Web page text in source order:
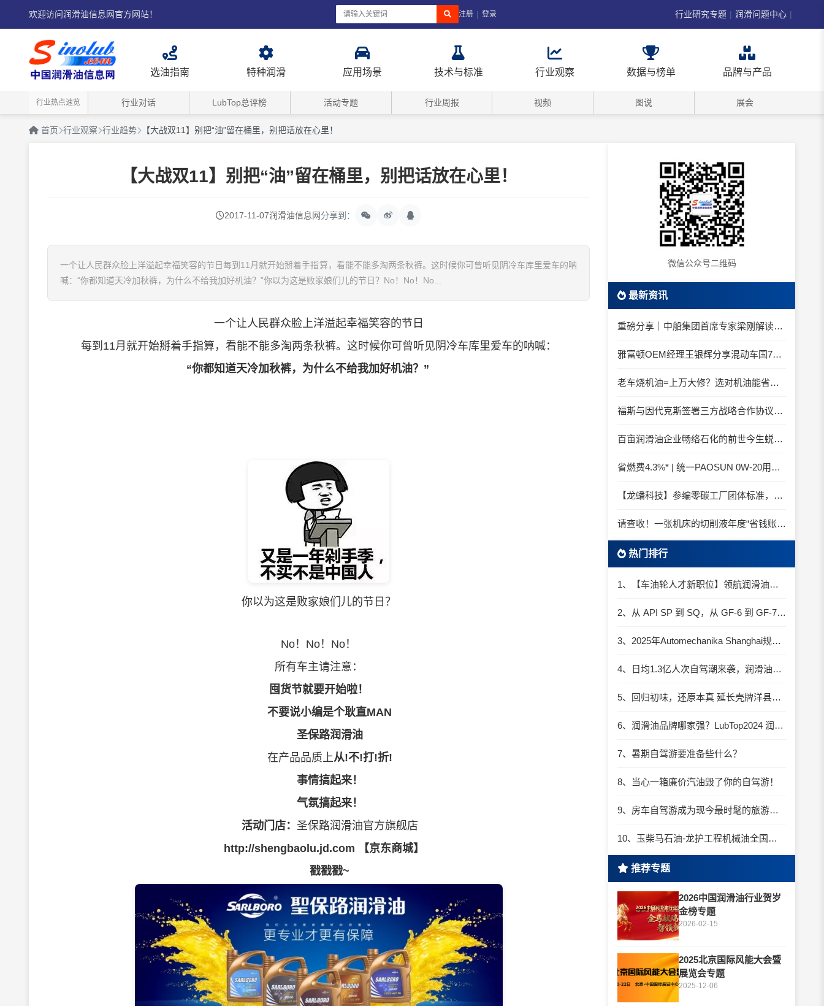
欢迎访问润滑油信息网官方网站！ 注册 | 登录 行业研究专题 | 润滑问题中心 |
选油指南 特种润滑 应用场景 技术与标准 行业观察 数据与榜单 品牌与产品
行业热点速览 行业对话 LubTop总评榜 活动专题 行业周报 视频 图说 展会
首页 行业观察 行业趋势 【大战双11】别把“油”留在桶里，别把话放在心里！
【大战双11】别把“油”留在桶里，别把话放在心里！
2017-11-07润滑油信息网分享到：
一个让人民群众脸上洋溢起幸福笑容的节日每到11月就开始掰着手指算，看能不能多淘两条秋裤。这时候你可曾听见阴冷车库里爱车的呐
喊：“你都知道天冷加秋裤，为什么不给我加好机油？”你以为这是败家娘们儿的节日？No！No！No...
一个让人民群众脸上洋溢起幸福笑容的节日
每到11月就开始掰着手指算，看能不能多淘两条秋裤。这时候你可曾听见阴冷车库里爱车的呐喊：
“你都知道天冷加秋裤，为什么不给我加好机油？”
你以为这是败家娘们儿的节日？
No！No！No！
所有车主请注意：
囤货节就要开始啦！
不要说小编是个耿直MAN
圣保路润滑油
在产品品质上从!不!打!折!
事情搞起来！
气氛搞起来！
活动门店： 圣保路润滑油官方旗舰店
http://shengbaolu.jd.com 【京东商城】
戳戳戳~
微信公众号二维码
最新资讯
重磅分享｜中船集团首席专家梁刚解读船舶动力润滑需求
雅富顿OEM经理王银辉分享混动车国7后处理系统的润滑油要求
老车烧机油=上万大修？选对机油能省大钱！
福斯与因代克斯签署三方战略合作协议，覆盖全系列机床
百亩润滑油企业畅络石化的前世今生蜕变之路
省燃费4.3%* | 统一PAOSUN 0W-20用认证和标准说话
【龙蟠科技】参编零碳工厂团体标准，龙蟠科技以绿色智造锚定零碳未来
请查收！一张机床的切削液年度“省钱账单”
热门排行
1、【车油轮人才新职位】领航润滑油优质职位招聘
2、从 API SP 到 SQ，从 GF-6 到 GF-7：润滑油技术壁垒再升高，你准备好了吗？
3、2025年Automechanika Shanghai规模再度扩大：首次启用国家会展中心（上海）全部15个展馆
4、日均1.3亿人次自驾潮来袭，润滑油行业解锁增长新密码​
5、回归初味，还原本真 延长壳牌洋县踏春自驾游
6、润滑油品牌哪家强？LubTop2024 润滑油总评榜荣耀张榜
7、暑期自驾游要准备些什么？
8、当心一箱廉价汽油毁了你的自驾游！
9、房车自驾游成为现今最时髦的旅游方式
10、玉柴马石油-龙护工程机械油全国招商丨卓越的品质，专业的品牌！
推荐专题
2026中国润滑油行业贺岁
金榜专题
2026-02-15
2025北京国际风能大会暨
展览会专题
2025-12-06